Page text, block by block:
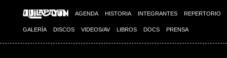
AGENDA HISTORIA INTEGRANTES REPERTORIO
GALERÍA DISCOS VIDEOS/AV LIBROS DOCS PRENSA